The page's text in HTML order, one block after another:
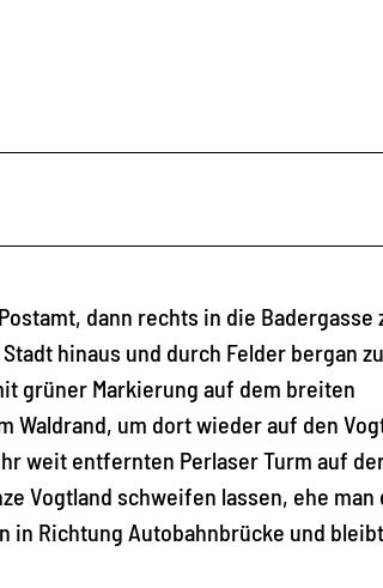
dann rechts in die Badergasse
hinaus und durch Felder bergan zu
grüner Markierung auf dem breiten
Waldrand, um dort wieder auf den
weit entfernten Perlaser Turm auf
Vogtland schweifen lassen, ehe man
in Richtung Autobahnbrücke und